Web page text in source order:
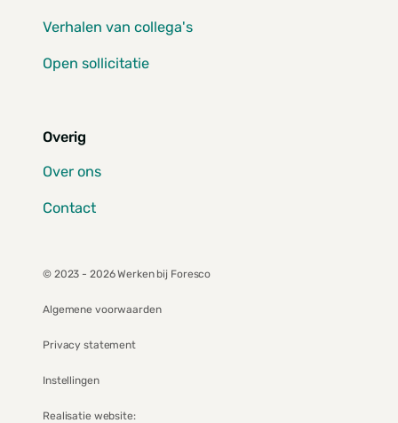
Verhalen van collega's
Open sollicitatie
Overig
Over ons
Contact
© 2023 - 2026 Werken bij Foresco
Algemene voorwaarden
Privacy statement
Instellingen
Realisatie website: